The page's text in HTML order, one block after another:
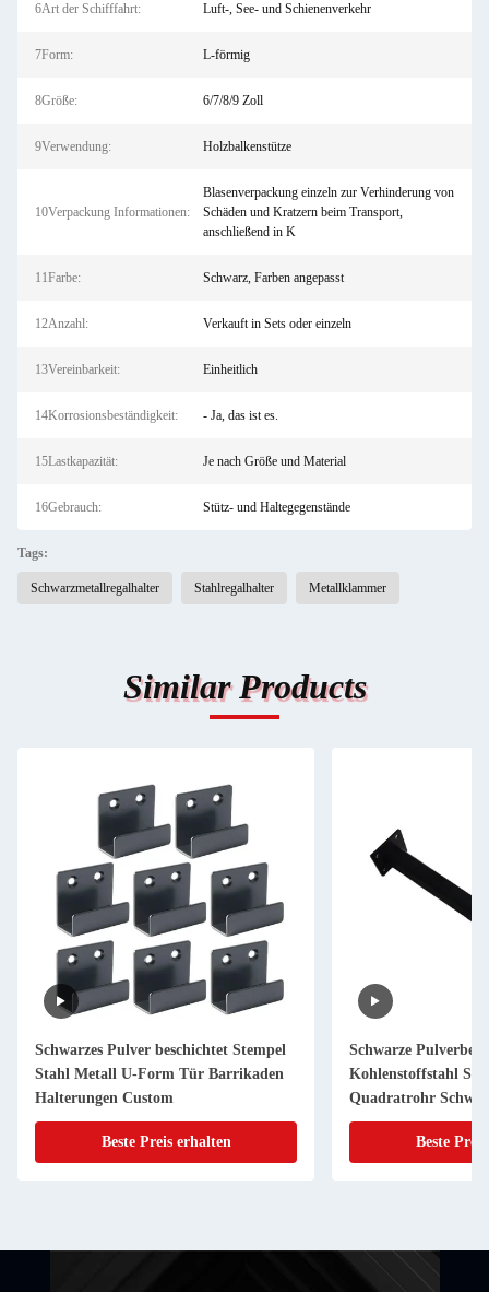
6Art der Schifffahrt: Luft-, See- und Schienenverkehr
7Form: L-förmig
8Größe: 6/7/8/9 Zoll
9Verwendung: Holzbalkenstütze
10Verpackung Informationen:
Blasenverpackung einzeln zur Verhinderung von
Schäden und Kratzern beim Transport,
anschließend in K
11Farbe: Schwarz, Farben angepasst
12Anzahl: Verkauft in Sets oder einzeln
13Vereinbarkeit: Einheitlich
14Korrosionsbeständigkeit: - Ja, das ist es.
15Lastkapazität: Je nach Größe und Material
16Gebrauch: Stütz- und Haltegegenstände
Tags:
Schwarzmetallregalhalter Stahlregalhalter Metallklammer
Similar Products
Schwarzes Pulver beschichtet Stempel
Stahl Metall U-Form Tür Barrikaden
Halterungen Custom
Beste Preis erhalten
Schwarze
Kohlenstoffstahl
Quadratrohr
Art Bekleidung
Beste